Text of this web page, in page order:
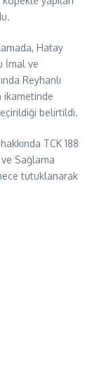
Hatay
İmal ve
Reyhanlı
ikametinde
belirtildi.
TCK 188
Sağlama
tutuklanarak